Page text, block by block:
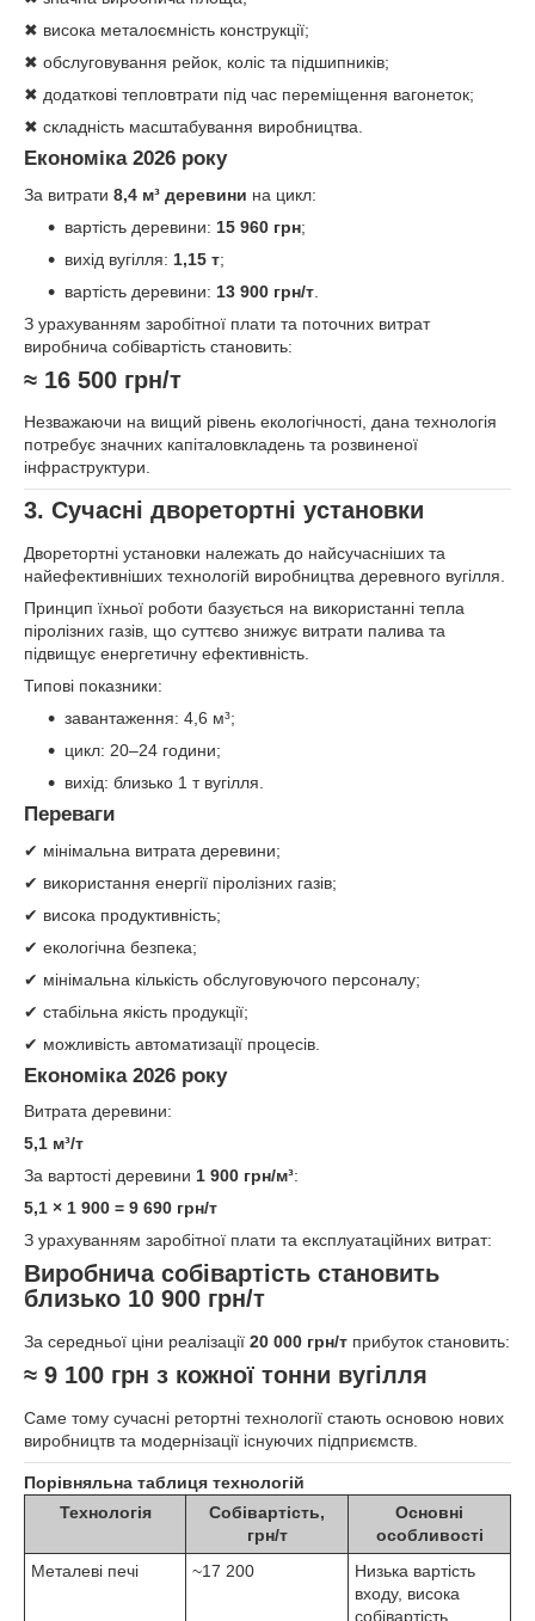
✖ висока металоємність конструкції;
✖ обслуговування рейок, коліс та підшипників;
✖ додаткові тепловтрати під час переміщення вагонеток;
✖ складність масштабування виробництва.
Економіка 2026 року
За витрати 8,4 м³ деревини на цикл:
вартість деревини: 15 960 грн;
вихід вугілля: 1,15 т;
вартість деревини: 13 900 грн/т
З урахуванням заробітної плати та поточних витрат
виробнича собівартість становить:
≈ 16 500 грн/т
Незважаючи на вищий рівень екологічності, дана технологія
потребує значних капіталовкладень та розвиненої
інфраструктури.
3. Сучасні дворетортні установки
Дворетортні установки належать до найсучасніших та
найефективніших технологій виробництва деревного вугілля.
Принцип їхньої роботи базується на використанні тепла
піролізних газів, що суттєво знижує витрати палива та
підвищує енергетичну ефективність.
Типові показники:
завантаження: 4,6 м³;
цикл: 20–24 години;
вихід: близько 1 т вугілля.
Переваги
✔ мінімальна витрата деревини;
✔ використання енергії піролізних газів;
✔ висока продуктивність;
✔ екологічна безпека;
✔ мінімальна кількість обслуговуючого персоналу;
✔ стабільна якість продукції;
✔ можливість автоматизації процесів.
Економіка 2026 року
Витрата деревини:
5,1 м³/т
За вартості деревини 1 900 грн/м³:
5,1 × 1 900 = 9 690 грн/т
З урахуванням заробітної плати та експлуатаційних витрат:
Виробнича собівартість становить
близько 10 900 грн/т
За середньої ціни реалізації 20 000 грн/т прибуток становить:
≈ 9 100 грн з кожної тонни вугілля
Саме тому сучасні ретортні технології стають основою нових
виробництв та модернізації існуючих підприємств.
Порівняльна таблиця технологій
Технологія
Собівартість,
грн/т
Основні
особливості
Металеві печі
~17 200
Низька вартість
входу, висока
собівартість